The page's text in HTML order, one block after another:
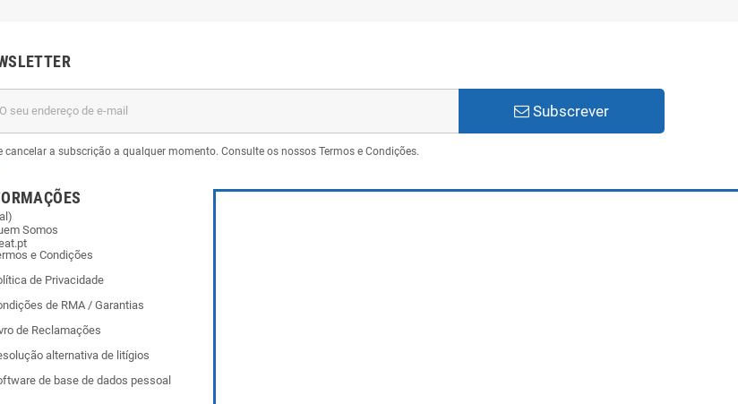
Subscrever
cancelar a subscrição a qualquer momento. Consulte os nossos Termos e Condições.
Somos
e Condições
de Privacidade
de RMA / Garantias
de Reclamações
alternativa de litígios
de base de dados pessoal